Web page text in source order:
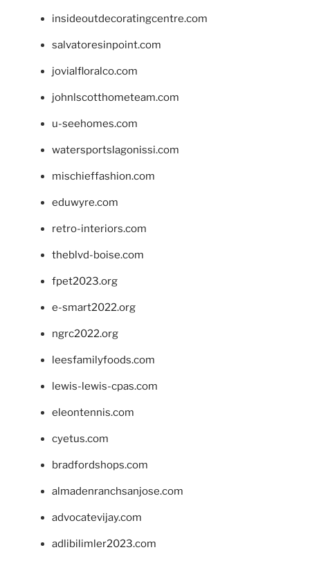
insideoutdecoratingcentre.com
salvatoresinpoint.com
jovialfloralco.com
johnlscotthometeam.com
u-seehomes.com
watersportslagonissi.com
mischieffashion.com
eduwyre.com
retro-interiors.com
theblvd-boise.com
fpet2023.org
e-smart2022.org
ngrc2022.org
leesfamilyfoods.com
lewis-lewis-cpas.com
eleontennis.com
cyetus.com
bradfordshops.com
almadenranchsanjose.com
advocatevijay.com
adlibilimler2023.com